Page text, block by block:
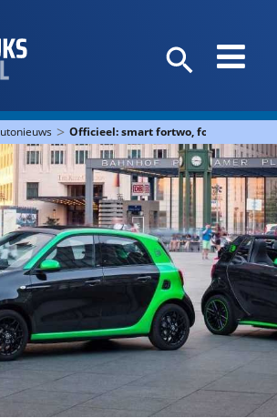
> Officieel: smart fortwo, fortwo cabrio